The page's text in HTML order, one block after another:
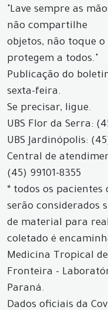
"Lave sempre as
não compartilhe
objetos, não toque
protegem a todos."
Publicação do
sexta-feira.
Se precisar, ligue.
UBS Flor da Serra:
UBS Jardinópolis:
Central de
(45) 99101-8355
* todos os
serão considerados
de material para
coletado é
Medicina Tropical
Fronteira -
Paraná.
Dados oficiais da